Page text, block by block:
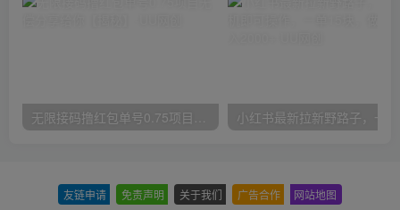
无限接码撸红包单号0.75项目无偿分享给你【揭秘】
友链申请 免责声明 关于我们 广告合作 网站地图